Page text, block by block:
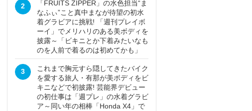
2
「FRUITS ZIPPER」の水色担当“ま
なふぃ”こと真中まなが待望の初水
着グラビアに挑戦! 「週刊プレイボ
ーイ」でメリハリのある美ボディを
披露～「ビキニとか下着みたいなも
のを人前で着るのは初めてかも」
3
これまで胸元すら隠してきたバイク
を愛する旅人・有那が美ボディをビ
キニなどで初披露! 芸能界デビュー
の初仕事は「週プレ」の水着グラビ
ア～同い年の相棒「Honda X4」で